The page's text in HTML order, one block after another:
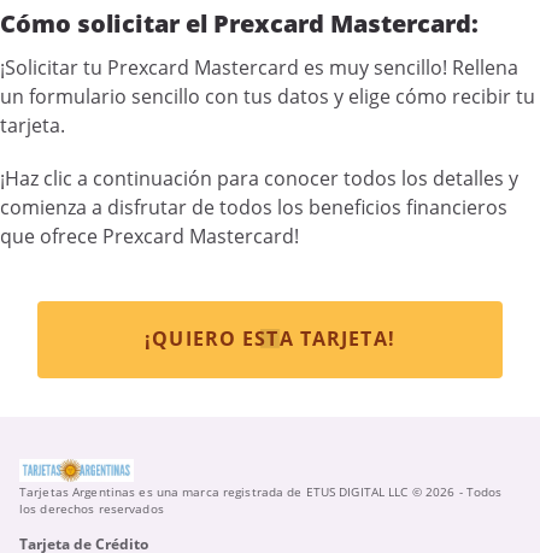
Cómo solicitar el Prexcard Mastercard:
¡Solicitar tu Prexcard Mastercard es muy sencillo! Rellena
un formulario sencillo con tus datos y elige cómo recibir tu
tarjeta.
¡Haz clic a continuación para conocer todos los detalles y
comienza a disfrutar de todos los beneficios financieros
que ofrece Prexcard Mastercard!
¡QUIERO ESTA TARJETA!
Tarjetas Argentinas es una marca registrada de ETUS DIGITAL LLC © 2026 - Todos
los derechos reservados
Tarjeta de Crédito